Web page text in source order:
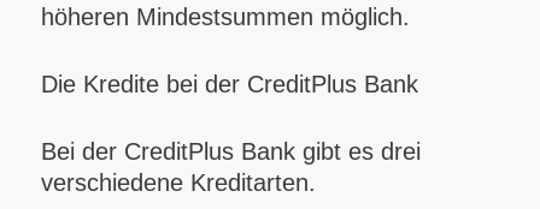
höheren Mindestsummen möglich.
Die Kredite bei der CreditPlus Bank
Bei der CreditPlus Bank gibt es drei
verschiedene Kreditarten.